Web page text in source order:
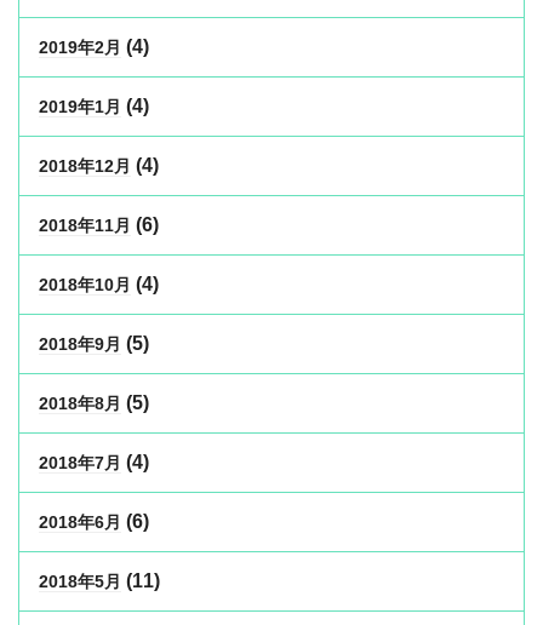
2019年2月 (4)
2019年1月 (4)
2018年12月 (4)
2018年11月 (6)
2018年10月 (4)
2018年9月 (5)
2018年8月 (5)
2018年7月 (4)
2018年6月 (6)
2018年5月 (11)